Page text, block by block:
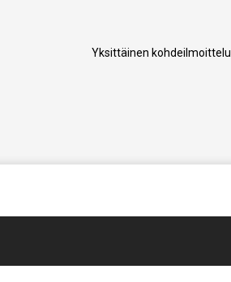
Yksittäinen kohdeilmoittelu